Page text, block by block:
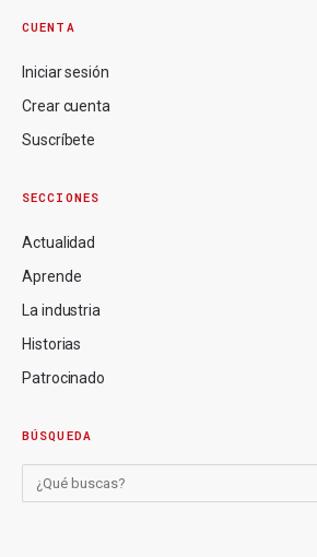
CUENTA
Iniciar sesión
Crear cuenta
Suscríbete
SECCIONES
Actualidad
Aprende
La industria
Historias
Patrocinado
BÚSQUEDA